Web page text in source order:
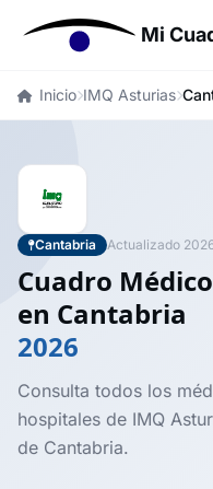
Mi
Inicio IMQ Asturias
Cantabria Actualizado
Cuadro
en Cantabria
2026
Consulta todos los
hospitales de IMQ
de Cantabria.